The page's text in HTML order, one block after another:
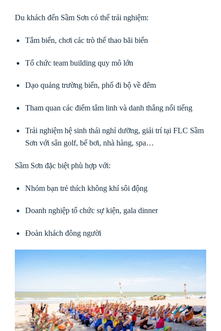
Du khách đến Sầm Sơn có thể trải nghiệm:
Tắm biển, chơi các trò thể thao bãi biển
Tổ chức team building quy mô lớn
Dạo quảng trường biển, phố đi bộ về đêm
Tham quan các điểm tâm linh và danh thắng nổi tiếng
Trải nghiệm hệ sinh thái nghỉ dưỡng, giải trí tại FLC Sầm
Sơn với sân golf, bể bơi, nhà hàng, spa…
Sầm Sơn đặc biệt phù hợp với:
Nhóm bạn trẻ thích không khí sôi động
Doanh nghiệp tổ chức sự kiện, gala dinner
Đoàn khách đông người